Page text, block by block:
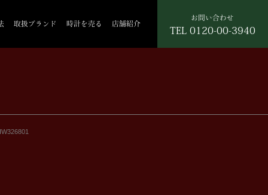
取扱ブランド 時計を売る 店舗紹介
お問い合わせ
TEL 0120-00-3940